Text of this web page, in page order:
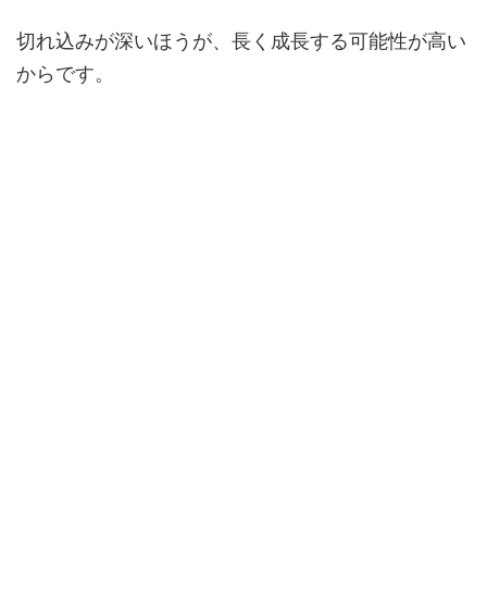
切れ込みが深いほうが、長く成長する可能性が高い
からです。